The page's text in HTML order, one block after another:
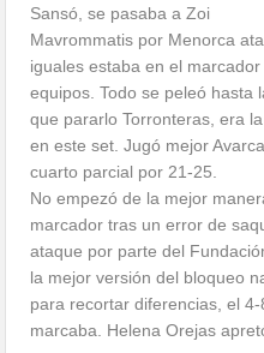
Sansó, se pasaba a Zoi
Mavrommatis por Menorca
iguales estaba en el
equipos. Todo se peleó hasta
que pararlo Torronteras, era
en este set. Jugó mejor
cuarto parcial por 21-25.
No empezó de la mejor
marcador tras un error de
ataque por parte del
la mejor versión del bloqueo
para recortar diferencias, el
marcaba. Helena Orejas